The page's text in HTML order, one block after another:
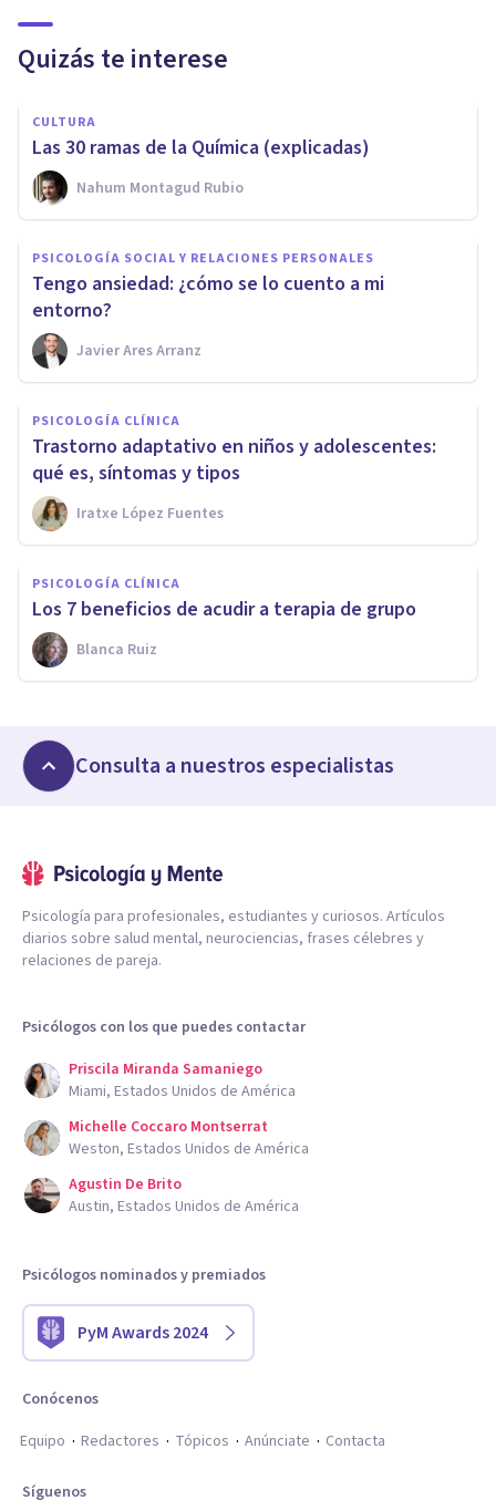
Quizás te interese
CULTURA
Las 30 ramas de la Química (explicadas)
Nahum Montagud Rubio
PSICOLOGÍA SOCIAL Y RELACIONES PERSONALES
Tengo ansiedad: ¿cómo se lo cuento a mi
entorno?
Javier Ares Arranz
PSICOLOGÍA CLÍNICA
Trastorno adaptativo en niños y adolescentes:
qué es, síntomas y tipos
Iratxe López Fuentes
PSICOLOGÍA CLÍNICA
Los 7 beneficios de acudir a terapia de grupo
Blanca Ruiz
Consulta a nuestros especialistas
Psicología para profesionales, estudiantes y curiosos. Artículos
diarios sobre salud mental, neurociencias, frases célebres y
relaciones de pareja.
Psicólogos con los que puedes contactar
Priscila Miranda Samaniego
Miami, Estados Unidos de América
Michelle Coccaro Montserrat
Weston, Estados Unidos de América
Agustin De Brito
Austin, Estados Unidos de América
Psicólogos nominados y premiados
PyM Awards 2024
Conócenos
Equipo
Redactores Tópicos Anúnciate Contacta
Síguenos